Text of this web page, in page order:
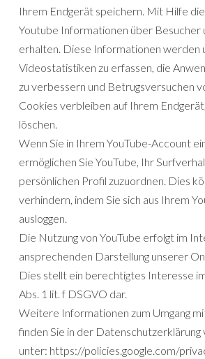
Ihrem Endgerät speichern. Mit Hilfe
Youtube Informationen über Besucher
erhalten. Diese Informationen werden
Videostatistiken zu erfassen, die
zu verbessern und Betrugsversuchen
Cookies verbleiben auf Ihrem
löschen.
Wenn Sie in Ihrem YouTube-Account
ermöglichen Sie YouTube, Ihr
persönlichen Profil zuzuordnen. Dies
verhindern, indem Sie sich aus Ihrem
ausloggen.
Die Nutzung von YouTube erfolgt im
ansprechenden Darstellung unserer
Dies stellt ein berechtigtes Interesse
Abs. 1 lit. f DSGVO dar.
Weitere Informationen zum Umgang
finden Sie in der Datenschutzerklärung
unter: https://policies.google.com/